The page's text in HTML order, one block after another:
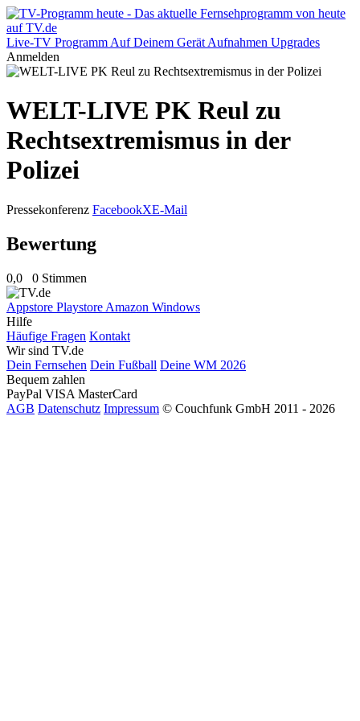
Live-TV Programm Auf Deinem Gerät Aufnahmen Upgrades
Anmelden
WELT-LIVE PK Reul zu
Rechtsextremismus in der
Polizei
Pressekonferenz FacebookXE-Mail
Bewertung
0,0 0 Stimmen
Appstore Playstore Amazon Windows
Hilfe
Häufige Fragen Kontakt
Wir sind TV.de
Dein Fernsehen Dein Fußball Deine WM 2026
Bequem zahlen
PayPal VISA MasterCard
AGB Datenschutz Impressum © Couchfunk GmbH 2011 - 2026